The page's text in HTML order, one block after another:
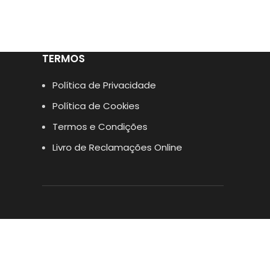
TERMOS
Política de Privacidade
Política de Cookies
Termos e Condições
Livro de Reclamações Online